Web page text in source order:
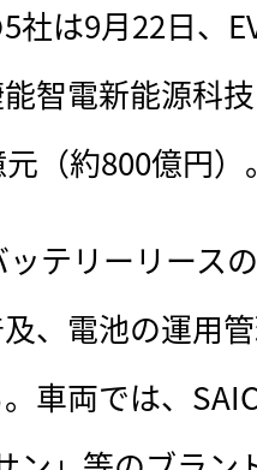
社は9月22日、
智電新能源科
（約800億円）
ッテリーリース
、電池の運用
車両では、